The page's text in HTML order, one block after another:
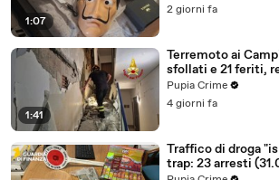
1:07
2 giorni fa
1:41
Terremoto ai
sfollati e 21 feriti,
certezze sul futuro
Pupia Crime
4 giorni fa
Traffico di droga
trap: 23 arresti